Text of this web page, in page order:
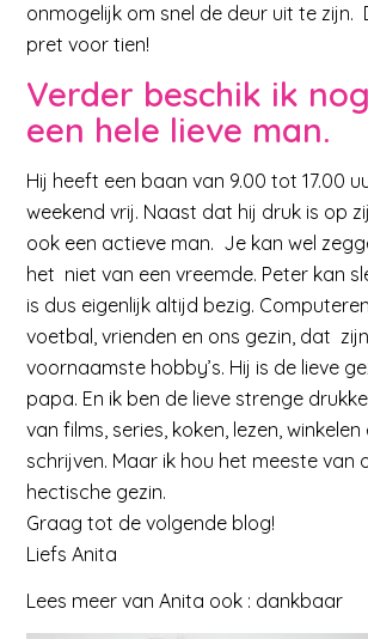
onmogelijk om snel de deur uit te zijn.
pret voor tien!
Verder beschik ik
een hele lieve man.
Hij heeft een baan van 9.00 tot 17.00
weekend vrij. Naast dat hij druk is op
ook een actieve man. Je kan wel
het niet van een vreemde. Peter kan
is dus eigenlijk altijd bezig.
voetbal, vrienden en ons gezin, dat zijn
voornaamste hobby’s. Hij is de lieve
papa. En ik ben de lieve strenge
van films, series, koken, lezen,
schrijven. Maar ik hou het meeste van
hectische gezin.
Graag tot de volgende blog!
Liefs Anita
Lees meer van Anita ook : dankbaar